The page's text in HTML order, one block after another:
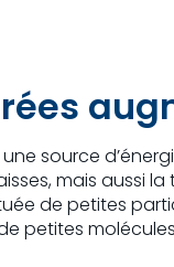
source
mais aussi la
de petites
petites